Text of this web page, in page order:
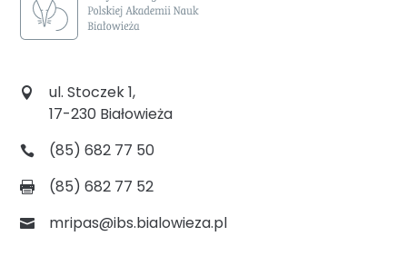
ul. Stoczek 1,
17-230 Białowieża
(85) 682 77 50
(85) 682 77 52
mripas@ibs.bialowieza.pl